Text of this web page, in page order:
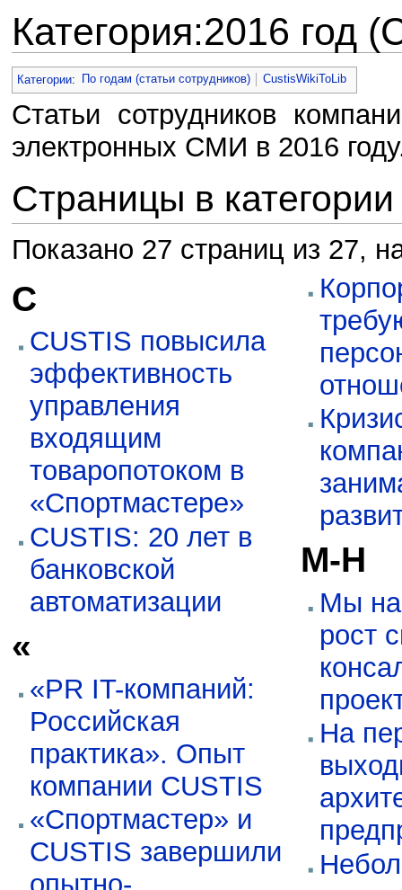
Категория:2016 год
Перейти к:навигация,поиск
Категории: По годам (статьи сотрудников) CustisWikiToLib
Статьи сотрудников
электронных СМИ в 2016
Страницы в
Показано 27 страниц из 27,
C
CUSTIS повысила
эффективность
управления
входящим
товаропотоком в
«Спортмастере»
CUSTIS: 20 лет в
банковской
автоматизации
«
«PR IT-компаний:
Российская
практика». Опыт
компании CUSTIS
«Спортмастер» и
CUSTIS завершили
М-Н
Мы
рост
На